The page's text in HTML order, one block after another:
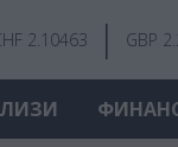
2.10463 GBP